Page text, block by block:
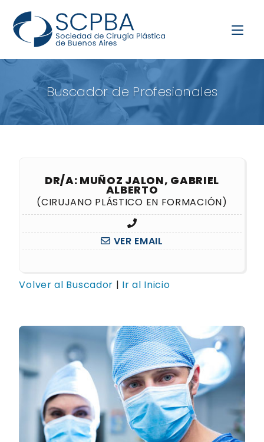
Buscador de Profesionales
DR/A: MUÑOZ JALON, GABRIEL
ALBERTO
(CIRUJANO PLÁSTICO EN FORMACIÓN)
VER EMAIL
Volver al Buscador | Ir al Inicio